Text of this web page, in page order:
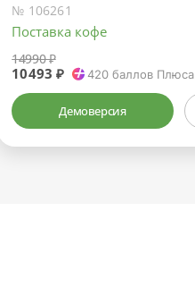
№ 106261
Поставка кофе
14990 ₽
10493 ₽ 420баллов Плюса
Демоверсия